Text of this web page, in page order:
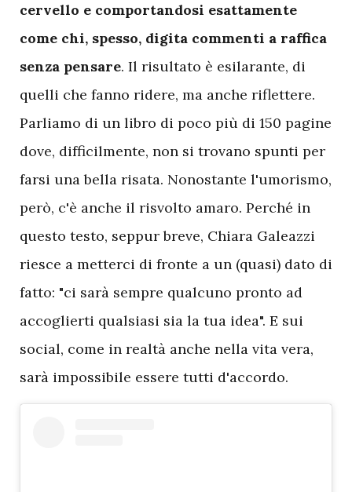
cervello e comportandosi esattamente
come chi, spesso, digita commenti a raffica
senza pensare. Il risultato è esilarante, di
quelli che fanno ridere, ma anche riflettere.
Parliamo di un libro di poco più di 150 pagine
dove, difficilmente, non si trovano spunti per
farsi una bella risata. Nonostante l'umorismo,
però, c'è anche il risvolto amaro. Perché in
questo testo, seppur breve, Chiara Galeazzi
riesce a metterci di fronte a un (quasi) dato di
fatto: "ci sarà sempre qualcuno pronto ad
accoglierti qualsiasi sia la tua idea". E sui
social, come in realtà anche nella vita vera,
sarà impossibile essere tutti d'accordo.